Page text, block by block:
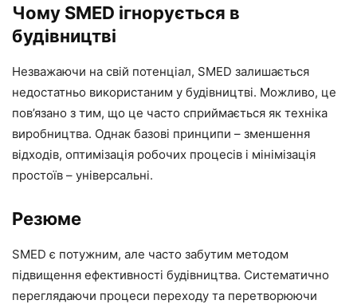
Чому SMED ігнорується в
будівництві
Незважаючи на свій потенціал, SMED залишається
недостатньо використаним у будівництві. Можливо, це
пов’язано з тим, що це часто сприймається як техніка
виробництва. Однак базові принципи – зменшення
відходів, оптимізація робочих процесів і мінімізація
простоїв – універсальні.
Резюме
SMED є потужним, але часто забутим методом
підвищення ефективності будівництва. Систематично
переглядаючи процеси переходу та перетворюючи